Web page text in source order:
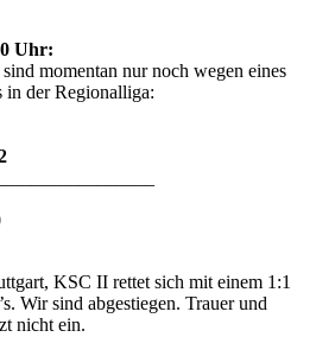
Uhr:
momentan nur noch wegen eines
in der Regionalliga:
KSC II rettet sich mit einem 1:1
Wir sind abgestiegen. Trauer und
nicht ein.